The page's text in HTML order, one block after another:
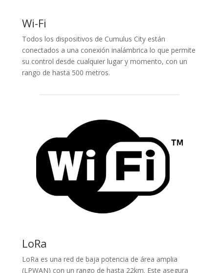
Wi-Fi
Todos los dispositivos de Cumulus City están
conectados a una conexión inalámbrica lo que permite
su control desde cualquier lugar y momento, con un
rango de hasta 500 metros.
LoRa
LoRa es una red de baja potencia de área amplia
(LPWAN) con un rango de hasta 22km. Este asegura